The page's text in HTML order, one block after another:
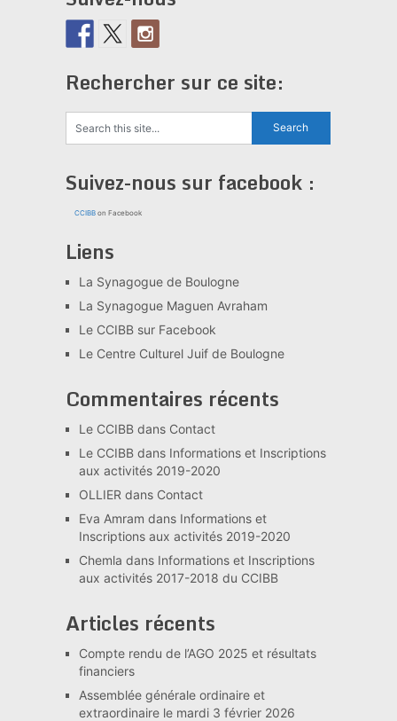
Rechercher sur ce site:
Suivez-nous sur facebook :
CCIBBon Facebook
Liens
La Synagogue de Boulogne
La Synagogue Maguen Avraham
Le CCIBB sur Facebook
Le Centre Culturel Juif de Boulogne
Commentaires récents
Le CCIBBdans Contact
Le CCIBBdans Informations et Inscriptions
aux activités 2019-2020
OLLIER dans Contact
Eva Amram dans Informations et
Inscriptions aux activités 2019-2020
Chemla dans Informations et Inscriptions
aux activités 2017-2018 du CCIBB
Articles récents
Compte rendu de l’AGO 2025 et résultats
financiers
Assemblée générale ordinaire et
extraordinaire le mardi 3 février 2026